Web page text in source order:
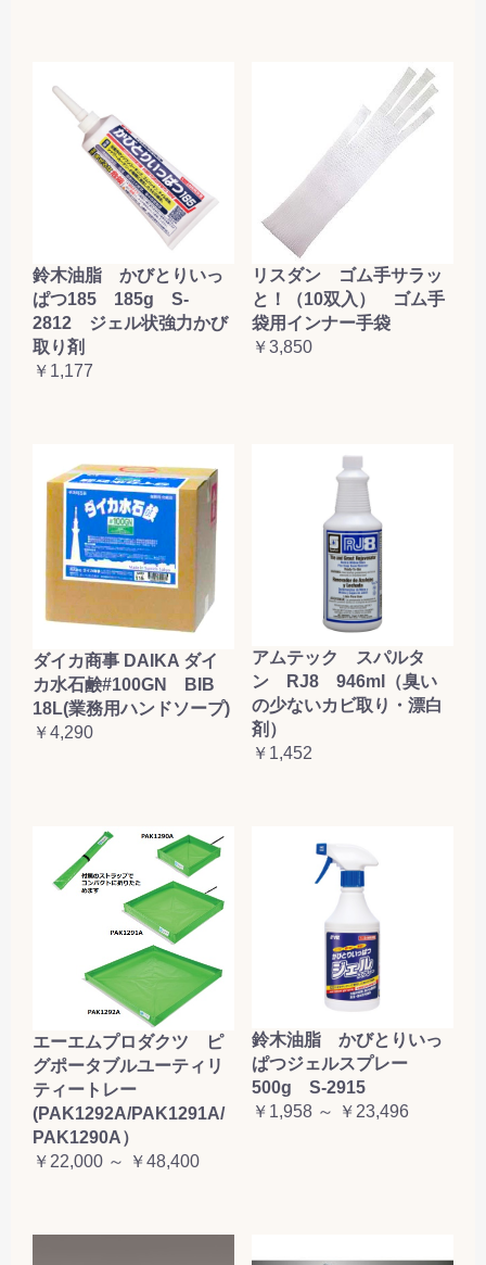
鈴木油脂 かびとりいっ
ぱつ185 185g S-
2812 ジェル状強力かび
取り剤
￥1,177
リスダン ゴム手サラッ
と！（10双入） ゴム手
袋用インナー手袋
￥3,850
ダイカ商事 DAIKA ダイ
カ水石鹸#100GN BIB
18L(業務用ハンドソープ)
￥4,290
アムテック スパルタ
ン RJ8 946ml（臭い
の少ないカビ取り・漂白
剤）
￥1,452
エーエムプロダクツ ピ
グポータブルユーティリ
ティートレー
(PAK1292A/PAK1291A/
PAK1290A）
￥22,000 ～ ￥48,400
鈴木油脂 かびとりいっ
ぱつジェルスプレー
500g S-2915
￥1,958 ～ ￥23,496